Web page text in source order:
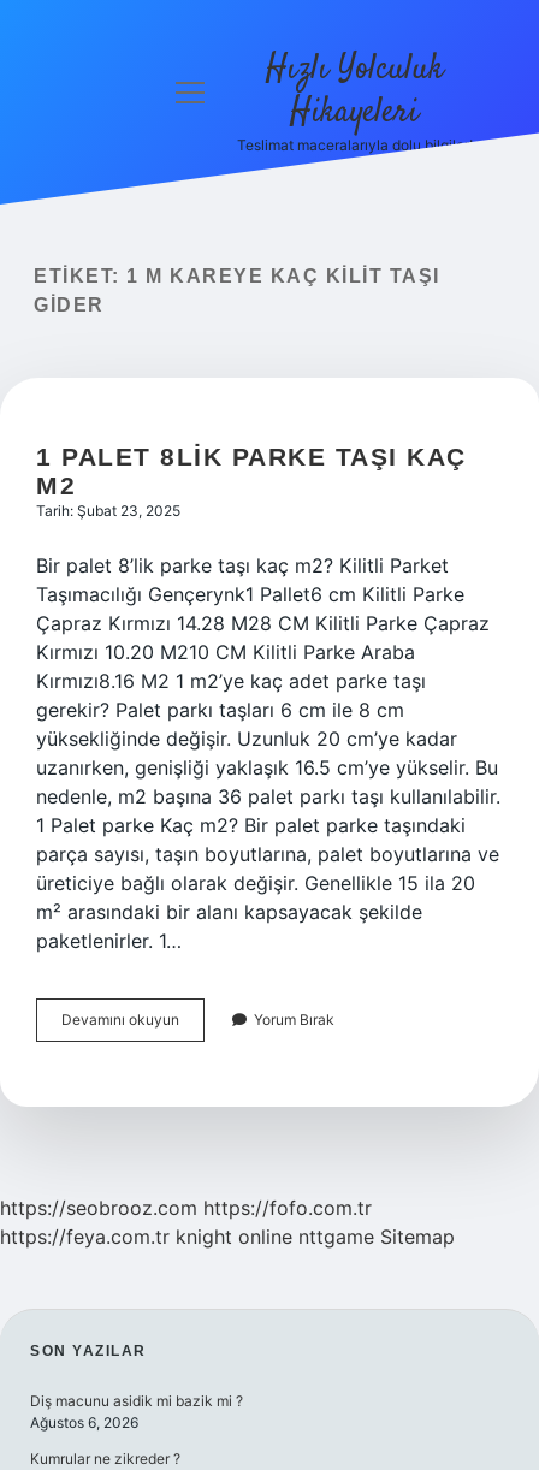
Yasal Uyarı
menüyü
Hızlı Yolculuk
Hikayeleri
Teslimat maceralarıyla dolu bilgiler!
ETIKET: 1 M KAREYE KAÇ KILIT TAŞI
GIDER
1 PALET 8LIK PARKE TAŞI KAÇ
M2
Tarih: Şubat 23, 2025
Bir palet 8’lik parke taşı kaç m2? Kilitli Parket
Taşımacılığı Gençerynk1 Pallet6 cm Kilitli Parke
Çapraz Kırmızı 14.28 M28 CM Kilitli Parke Çapraz
Kırmızı 10.20 M210 CM Kilitli Parke Araba
Kırmızı8.16 M2 1 m2’ye kaç adet parke taşı
gerekir? Palet parkı taşları 6 cm ile 8 cm
yüksekliğinde değişir. Uzunluk 20 cm’ye kadar
uzanırken, genişliği yaklaşık 16.5 cm’ye yükselir. Bu
nedenle, m2 başına 36 palet parkı taşı kullanılabilir.
1 Palet parke Kaç m2? Bir palet parke taşındaki
parça sayısı, taşın boyutlarına, palet boyutlarına ve
üreticiye bağlı olarak değişir. Genellikle 15 ila 20
m² arasındaki bir alanı kapsayacak şekilde
paketlenirler. 1…
Devamını okuyun
Palet
Taşı
Yorum Bırak
https://seobrooz.com https://fofo.com.tr
https://feya.com.tr knight online nttgame Sitemap
SIDEBAR
SON YAZILAR
Diş macunu asidik mi bazik mi ?
Ağustos 6, 2026
Kumrular ne zikreder ?